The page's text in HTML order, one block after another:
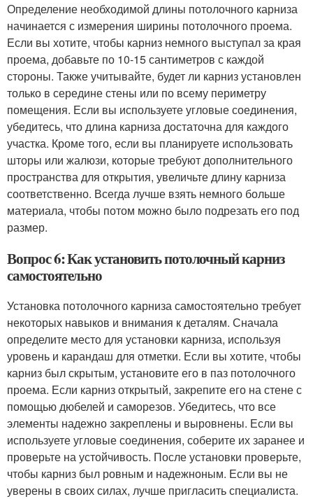
Определение необходимой длины потолочного карниза
начинается с измерения ширины потолочного проема.
Если вы хотите, чтобы карниз немного выступал за края
проема, добавьте по 10-15 сантиметров с каждой
стороны. Также учитывайте, будет ли карниз установлен
только в середине стены или по всему периметру
помещения. Если вы используете угловые соединения,
убедитесь, что длина карниза достаточна для каждого
участка. Кроме того, если вы планируете использовать
шторы или жалюзи, которые требуют дополнительного
пространства для открытия, увеличьте длину карниза
соответственно. Всегда лучше взять немного больше
материала, чтобы потом можно было подрезать его под
размер.
Вопрос 6: Как установить потолочный карниз
самостоятельно
Установка потолочного карниза самостоятельно требует
некоторых навыков и внимания к деталям. Сначала
определите место для установки карниза, используя
уровень и карандаш для отметки. Если вы хотите, чтобы
карниз был скрытым, установите его в паз потолочного
проема. Если карниз открытый, закрепите его на стене с
помощью дюбелей и саморезов. Убедитесь, что все
элементы надежно закреплены и выровнены. Если вы
используете угловые соединения, соберите их заранее и
проверьте на устойчивость. После установки проверьте,
чтобы карниз был ровным и надежноным. Если вы не
уверены в своих силах, лучше пригласить специалиста.